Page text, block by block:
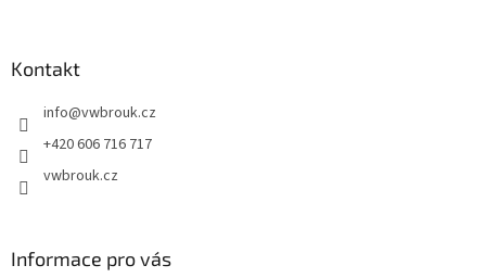
Kontakt
info@vwbrouk.cz
+420 606 716 717
vwbrouk.cz
Informace pro vás